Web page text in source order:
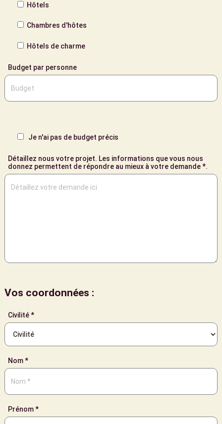
Hôtels
Chambres d'hôtes
Hôtels de charme
Budget par personne
Je n'ai pas de budget précis
Détaillez nous votre projet. Les informations que vous nous
donnez permettent de répondre au mieux à votre demande *.
Vos coordonnées :
Civilité *
Nom *
Prénom *